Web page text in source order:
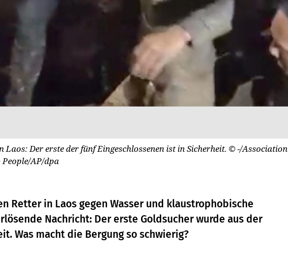
Der erste der fünf Eingeschlossenen ist in Sicherheit. © -/Association
AP/dpa
Retter in Laos gegen Wasser und klaustrophobische
Nachricht: Der erste Goldsucher wurde aus der
Was macht die Bergung so schwierig?